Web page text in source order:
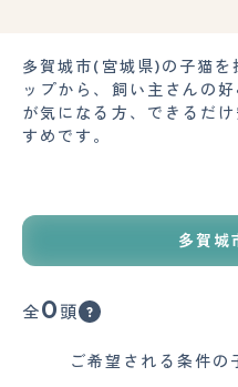
多賀城市(宮城県)の子猫を
ップから、飼い主さんの
が気になる方、できるだ
すめです。
多賀城
全0 頭
ご希望される条件の